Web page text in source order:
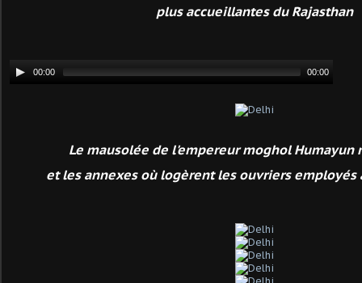
plus accueillantes du Rajasthan
Le mausolée de l'empereur moghol Humayun
et les annexes où logèrent les ouvriers employés